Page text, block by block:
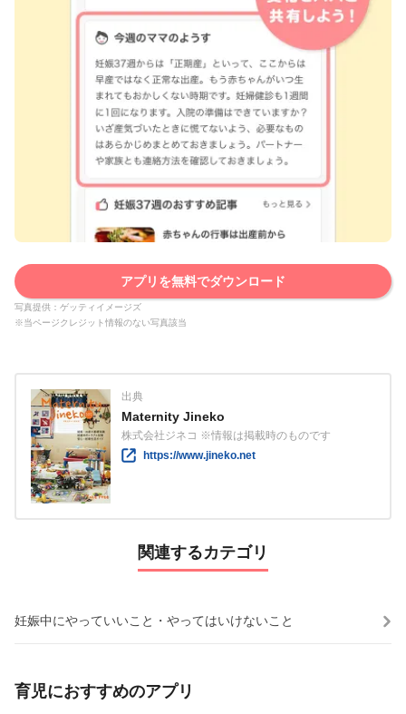
アプリを無料でダウンロード
写真提供：ゲッティイメージズ
※当ページクレジット情報のない写真該当
出典
Maternity Jineko
株式会社ジネコ ※情報は掲載時のものです
https://www.jineko.net
関連するカテゴリ
妊娠中にやっていいこと・やってはいけないこと
育児におすすめのアプリ